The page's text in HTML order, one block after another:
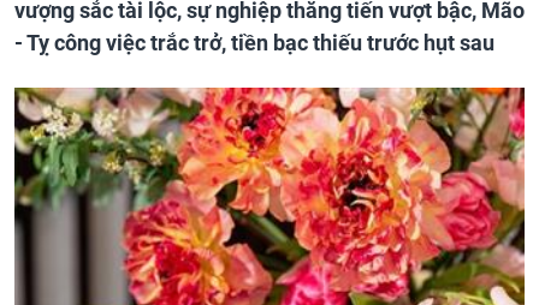
vượng sắc tài lộc, sự nghiệp thăng tiến vượt bậc, Mão
- Tỵ công việc trắc trở, tiền bạc thiếu trước hụt sau